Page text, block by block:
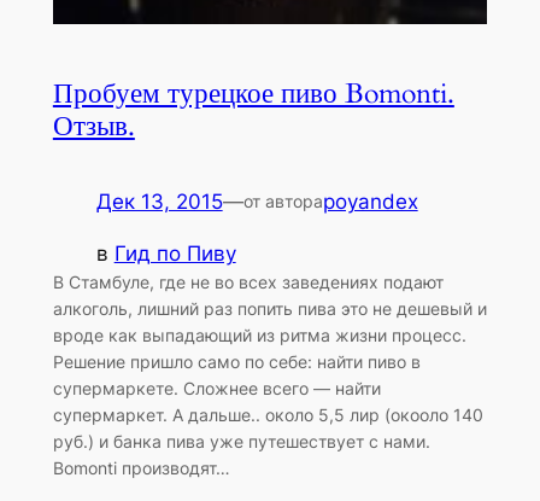
Пробуем турецкое пиво Bomonti.
Отзыв.
Дек 13, 2015—от автораpoyandex
в Гид по Пиву
В Стамбуле, где не во всех заведениях подают
алкоголь, лишний раз попить пива это не дешевый и
вроде как выпадающий из ритма жизни процесс.
Решение пришло само по себе: найти пиво в
супермаркете. Сложнее всего — найти
супермаркет. А дальше.. около 5,5 лир (окооло 140
руб.) и банка пива уже путешествует с нами.
Bomonti производят…